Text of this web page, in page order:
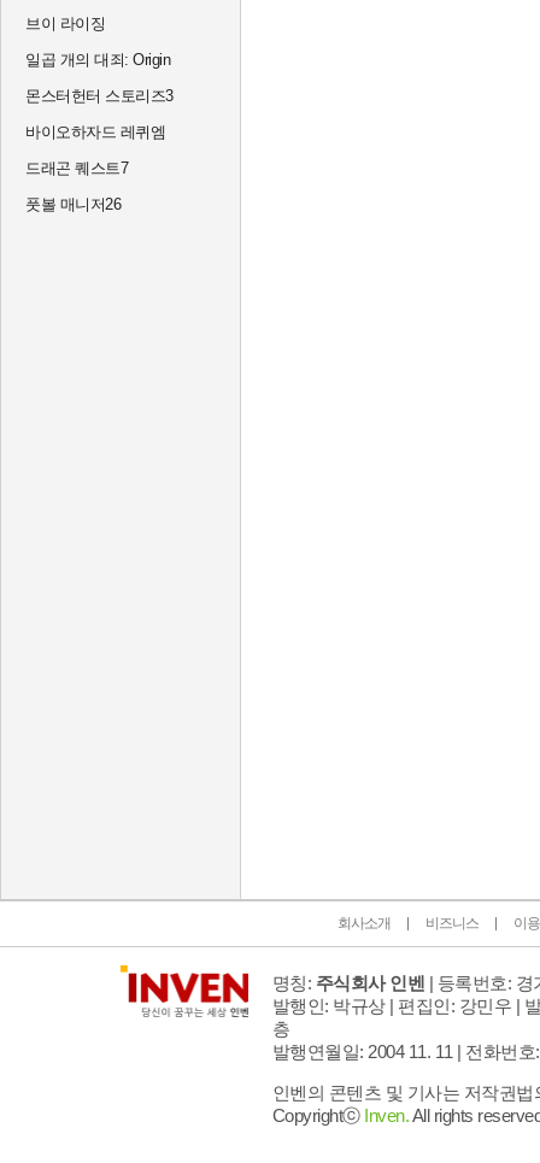
브이 라이징
일곱 개의 대죄: Origin
몬스터헌터 스토리즈3
바이오하자드 레퀴엠
드래곤 퀘스트7
풋볼 매니저26
회사소개 비즈니스 이
명칭: 주식회사 인벤 | 등록번호: 경
발행인: 박규상 | 편집인: 강민우 |
층
발행연월일: 2004 11. 11 | 전화번호
인벤의 콘텐츠 및 기사는 저작권
Copyrightⓒ Inven.All rights